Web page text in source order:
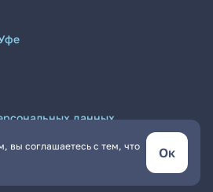
вы соглашаетесь с тем, что
Ок
данных